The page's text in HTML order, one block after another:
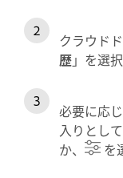
クラウド
歴」を選
必要に応じ
入りとし
か、
を